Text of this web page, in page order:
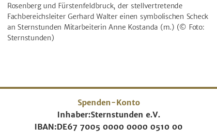
Rosenberg und Fürstenfeldbruck, der stellvertretende
Fachbereichsleiter Gerhard Walter einen symbolischen Scheck
an Sternstunden Mitarbeiterin Anne Kostanda (m.) (© Foto:
Sternstunden)
Spenden-Konto
Inhaber:Sternstunden e.V.
IBAN:DE67 7005 0000 0000 0510 00